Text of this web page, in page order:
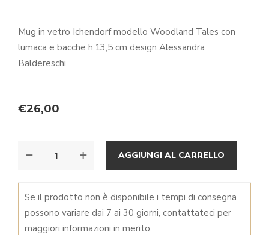
Mug in vetro Ichendorf modello Woodland Tales con
lumaca e bacche h.13,5 cm design Alessandra
Baldereschi
€26,00
LUMACA
AGGIUNGI AL CARRELLO
Se il prodotto non è disponibile i tempi di consegna
possono variare dai 7 ai 30 giorni, contattateci per
maggiori informazioni in merito.